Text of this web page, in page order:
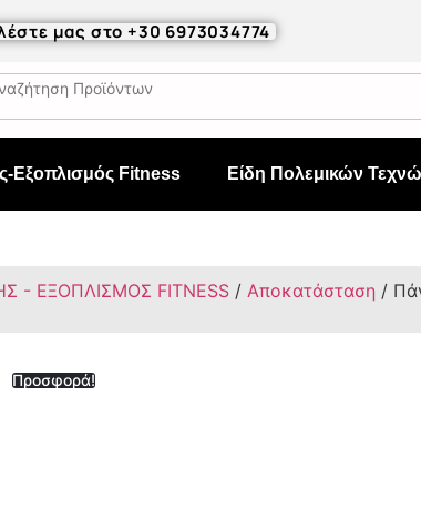
μας στο +30 6973034774
Εξοπλισμός Fitness Είδη Πολεμικών
- ΕΞΟΠΛΙΣΜΟΣ FITNESS / Αποκατάσταση /
Προσφορά!